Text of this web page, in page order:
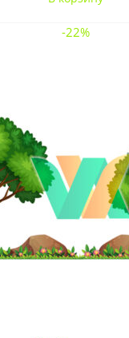
-22%